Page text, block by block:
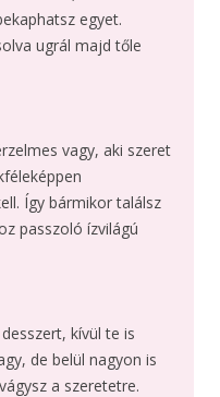
egyet.
ugrál majd tőle
vagy, aki szeret
Így bármikor találsz
passzoló ízvilágú
kívül te is
de belül nagyon is
a szeretetre.